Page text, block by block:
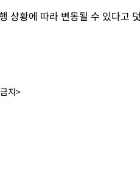
상황에 따라 변동될 수 있다고
지>